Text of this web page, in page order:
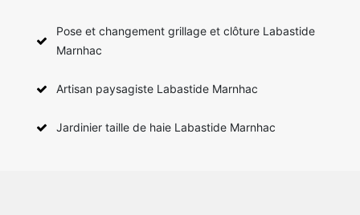
Pose et changement grillage et clôture Labastide
Marnhac
Artisan paysagiste Labastide Marnhac
Jardinier taille de haie Labastide Marnhac